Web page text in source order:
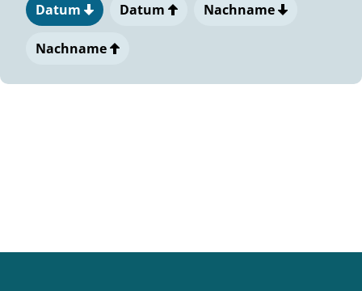
Datum Datum Nachname
Nachname